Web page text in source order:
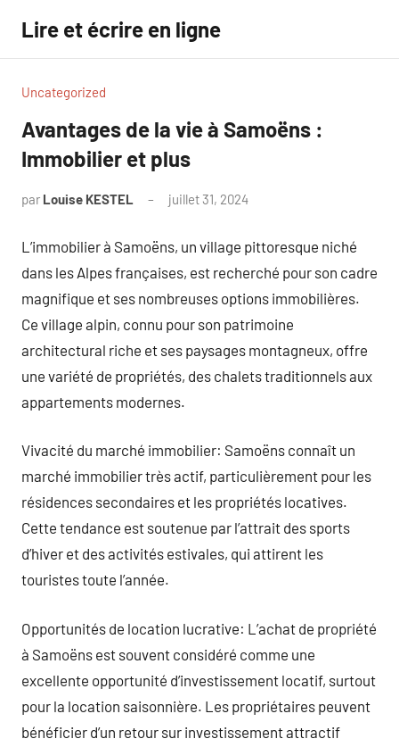
contenu
Lire et écrire en ligne
Uncategorized
Avantages de la vie à Samoëns :
Immobilier et plus
par Louise KESTEL juillet 31, 2024
L’immobilier à Samoëns, un village pittoresque niché
dans les Alpes françaises, est recherché pour son cadre
magnifique et ses nombreuses options immobilières.
Ce village alpin, connu pour son patrimoine
architectural riche et ses paysages montagneux, offre
une variété de propriétés, des chalets traditionnels aux
appartements modernes.
Vivacité du marché immobilier: Samoëns connaît un
marché immobilier très actif, particulièrement pour les
résidences secondaires et les propriétés locatives.
Cette tendance est soutenue par l’attrait des sports
d’hiver et des activités estivales, qui attirent les
touristes toute l’année.
Opportunités de location lucrative: L’achat de propriété
à Samoëns est souvent considéré comme une
excellente opportunité d’investissement locatif, surtout
pour la location saisonnière. Les propriétaires peuvent
bénéficier d’un retour sur investissement attractif